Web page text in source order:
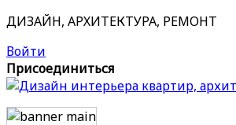
ДИЗАЙН, АРХИТЕКТУРА, РЕМОНТ
Войти
Присоединиться